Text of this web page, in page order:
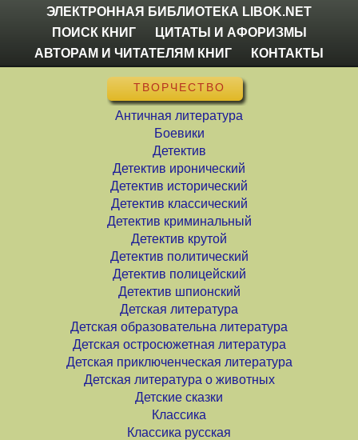
ЭЛЕКТРОННАЯ БИБЛИОТЕКА LIBOK.NET
ПОИСК КНИГ
ЦИТАТЫ И АФОРИЗМЫ
АВТОРАМ И ЧИТАТЕЛЯМ КНИГ
КОНТАКТЫ
ТВОРЧЕСТВО
Античная литература
Боевики
Детектив
Детектив иронический
Детектив исторический
Детектив классический
Детектив криминальный
Детектив крутой
Детектив политический
Детектив полицейский
Детектив шпионский
Детская литература
Детская образовательна литература
Детская остросюжетная литература
Детская приключенческая литература
Детская литература о животных
Детские сказки
Классика
Классика русская